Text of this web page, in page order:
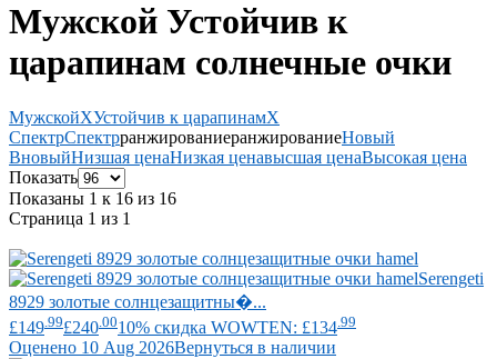
Мужской Устойчив к
царапинам солнечные очки
МужскойXУстойчив к царапинамX
СпектрСпектрранжированиеранжированиеНовый
ВновыйНизшая ценаНизкая ценавысшая ценаВысокая цена
Показать
Показаны 1 к 16 из 16
Страница 1 из 1
Serengeti
8929 золотые солнцезащитны�...
£149 .99£240 .0010% скидка WOWTEN: £134 .99
Оценено 10 Aug 2026Вернуться в наличии